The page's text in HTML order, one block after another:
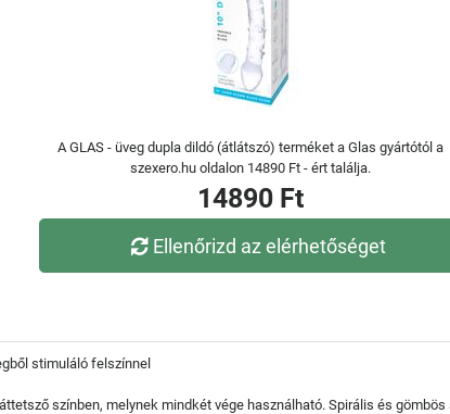
A GLAS - üveg dupla dildó (átlátszó) terméket a Glas gyártótól a
szexero.hu oldalon 14890 Ft - ért találja.
14890 Ft
Ellenőrizd az elérhetőséget
stimuláló felszínnel
színben, melynek mindkét vége használható. Spirális és